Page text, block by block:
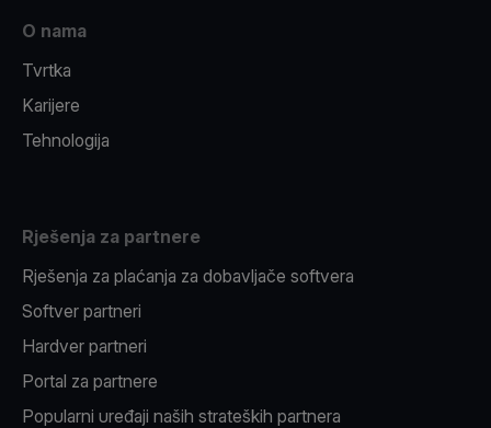
O nama
Tvrtka
Karijere
Tehnologija
Rješenja za partnere
Rješenja za plaćanja za dobavljače softvera
Softver partneri
Hardver partneri
Portal za partnere
Popularni uređaji naših strateških partnera